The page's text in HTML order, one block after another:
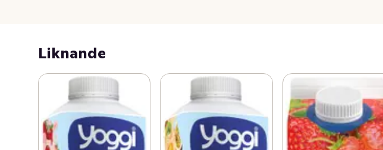
naturlig smak som färg. Yoggi laktosfri är samma goda
yoghurt passar både stor och liten, servera till frukost,
som ett snabbt mellanmål eller en enkel dessert.
Liknande